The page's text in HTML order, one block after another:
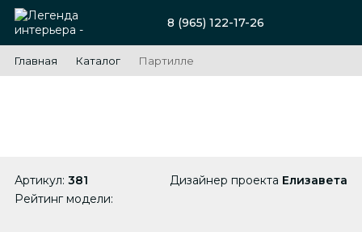
8 (965) 122-17-26
Главная Каталог Партилле
Артикул: 381
Рейтинг модели:
Дизайнер проекта Елизавета